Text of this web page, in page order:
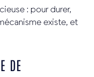
: pour durer,
existe, et
DE